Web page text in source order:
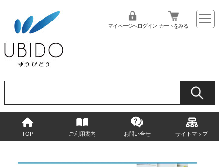
マイページへログイン カートをみる
TOP ご利用案内 お問い合せ サイトマップ